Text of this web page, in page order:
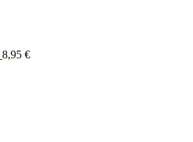
8,95 €